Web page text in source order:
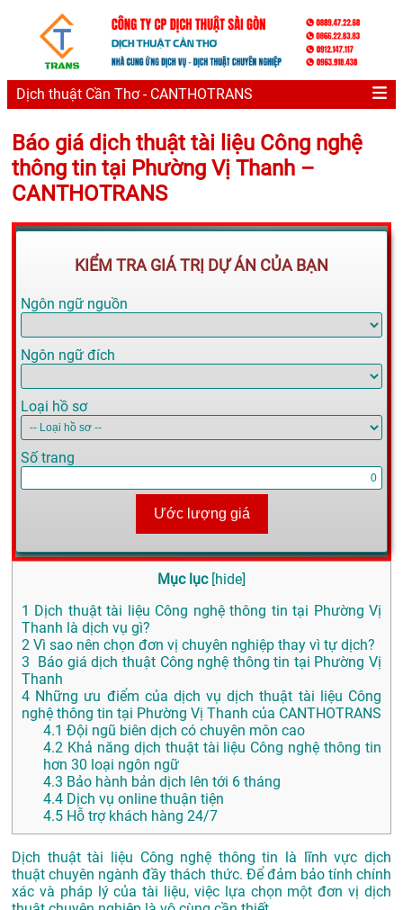
Dịch thuật Cần Thơ - CANTHOTRANS
Báo giá dịch thuật tài liệu Công nghệ
thông tin tại Phường Vị Thanh –
CANTHOTRANS
KIỂM TRA GIÁ TRỊ DỰ ÁN CỦA BẠN
Ngôn ngữ nguồn
Ngôn ngữ đích
Loại hồ sơ
Số trang
Ước lượng giá
Mục lục [hide]
1 Dịch thuật tài liệu Công nghệ thông tin tại Phường Vị
Thanh là dịch vụ gì?
2 Vì sao nên chọn đơn vị chuyên nghiệp thay vì tự dịch?
3 Báo giá dịch thuật Công nghệ thông tin tại Phường Vị
Thanh
4 Những ưu điểm của dịch vụ dịch thuật tài liệu Công
nghệ thông tin tại Phường Vị Thanh của CANTHOTRANS
4.1 Đội ngũ biên dịch có chuyên môn cao
4.2 Khả năng dịch thuật tài liệu Công nghệ thông tin
hơn 30 loại ngôn ngữ
4.3 Bảo hành bản dịch lên tới 6 tháng
4.4 Dịch vụ online thuận tiện
4.5 Hỗ trợ khách hàng 24/7
Dịch thuật tài liệu Công nghệ thông tin là lĩnh vực dịch
thuật chuyên ngành đầy thách thức. Để đảm bảo tính chính
xác và pháp lý của tài liệu, việc lựa chọn một đơn vị dịch